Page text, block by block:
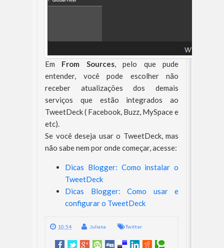
Em From Sources, pelo que pude
entender, você pode escolher não
receber atualizações dos demais
serviços que estão integrados ao
TweetDeck ( Facebook, Buzz, MySpace e
etc).
Se você deseja usar o TweetDeck, mas
não sabe nem por onde começar, acesse:
Dicas Blogger: Como instalar o
TweetDeck
Dicas Blogger: Como usar e
configurar o TweetDeck
10:54 Juliana Twitter